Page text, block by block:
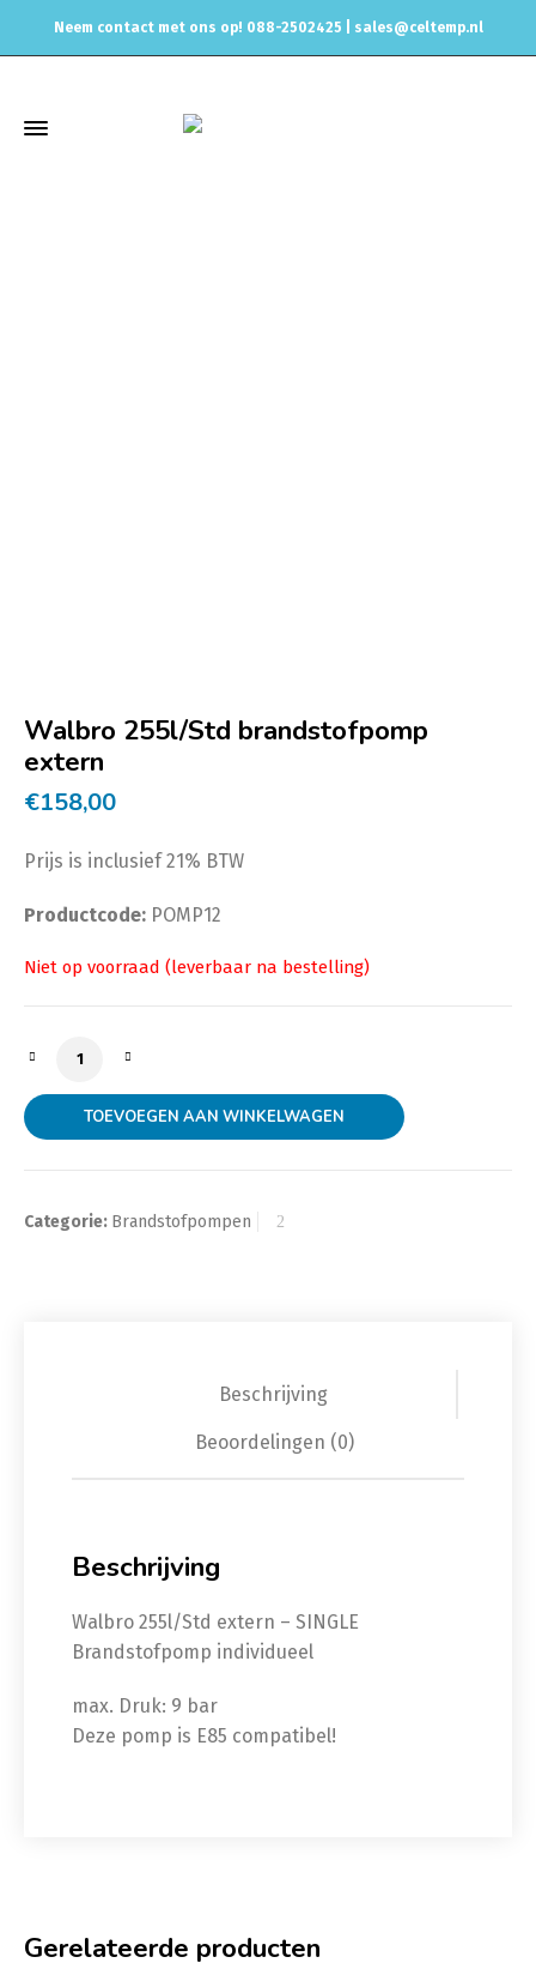
Neem contact met ons op! 088-2502425 | sales@celtemp.nl
Walbro 255l/Std brandstofpomp
extern
€158,00
Prijs is inclusief 21% BTW
Productcode: POMP12
Walbro 255l/Std brandstofpomp extern aantal
TOEVOEGEN AAN WINKELWAGEN
Categorie: Brandstofpompen
Beschrijving
Beoordelingen (0)
Beschrijving
Walbro 255l/Std extern – SINGLE
Brandstofpomp individueel
max. Druk: 9 bar
Deze pomp is E85 compatibel!
Gerelateerde producten